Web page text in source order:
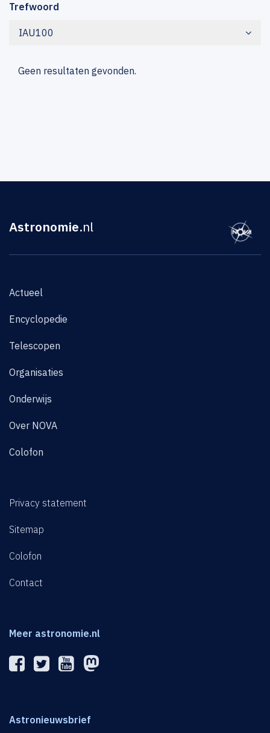
Trefwoord
IAU100
Geen resultaten gevonden.
Astronomie.nl
Actueel
Encyclopedie
Telescopen
Organisaties
Onderwijs
Over NOVA
Colofon
Privacy statement
Sitemap
Colofon
Contact
Meer astronomie.nl
Astronieuwsbrief